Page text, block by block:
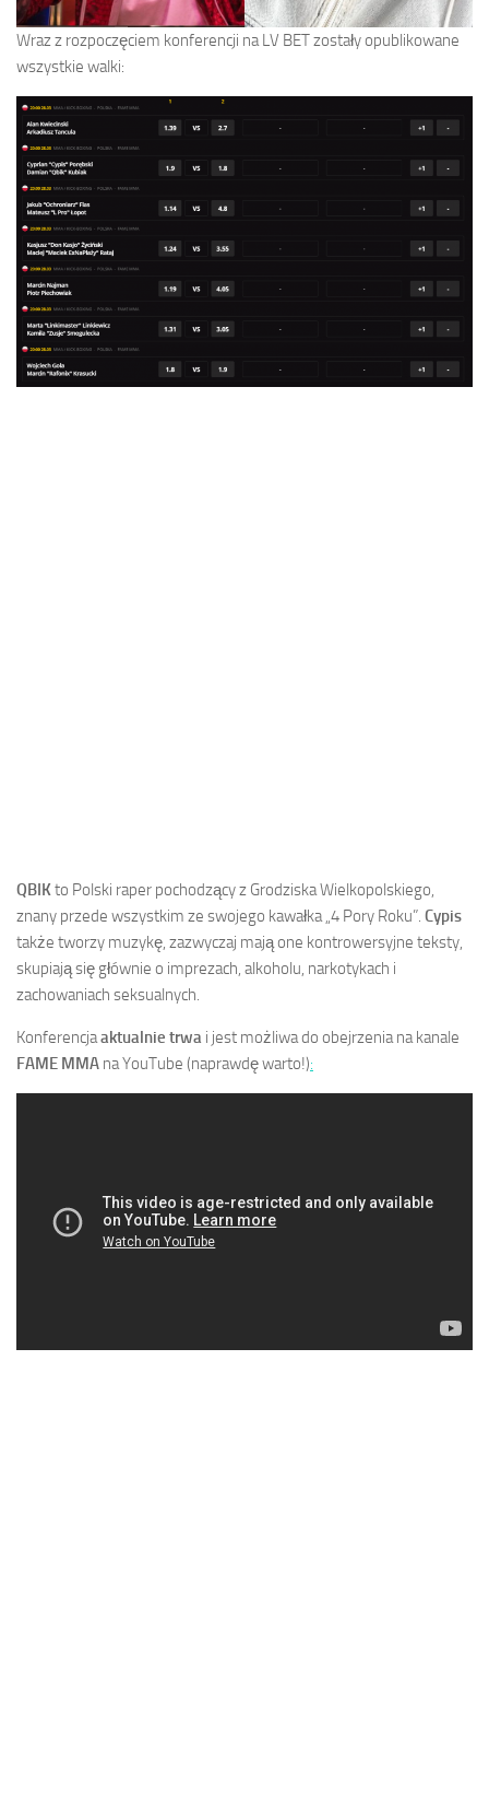
Wraz z rozpoczęciem konferencji na LV BET zostały opublikowane
wszystkie walki:
QBIKto Polski raper pochodzący z Grodziska Wielkopolskiego,
znany przede wszystkim ze swojego kawałka „4 Pory Roku”. Cypis
także tworzy muzykę, zazwyczaj mają one kontrowersyjne teksty,
skupiają się głównie o imprezach, alkoholu, narkotykach i
zachowaniach seksualnych.
Konferencjaaktualnie trwa i jest możliwa do obejrzenia na kanale
FAME MMA na YouTube (naprawdę warto!):